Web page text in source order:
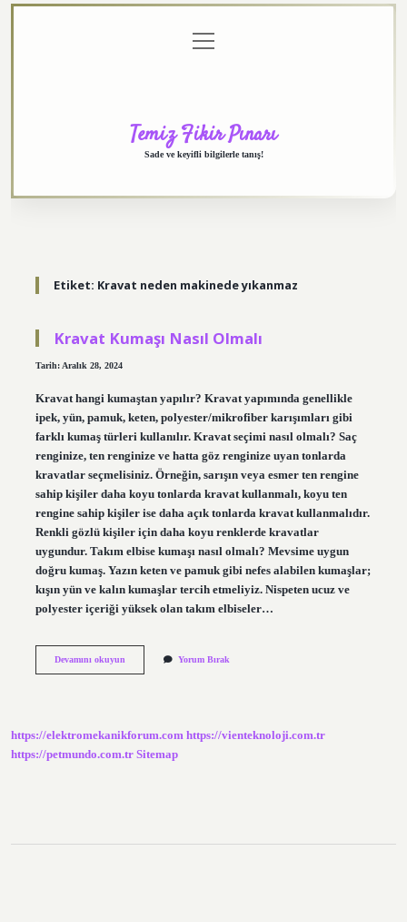
menüyü
aç
Temiz Fikir Pınarı
Sade ve keyifli bilgilerle tanış!
Etiket: Kravat neden makinede yıkanmaz
Kravat Kumaşı Nasıl Olmalı
Tarih: Aralık 28, 2024
Kravat hangi kumaştan yapılır? Kravat yapımında genellikle
ipek, yün, pamuk, keten, polyester/mikrofiber karışımları gibi
farklı kumaş türleri kullanılır. Kravat seçimi nasıl olmalı? Saç
renginize, ten renginize ve hatta göz renginize uyan tonlarda
kravatlar seçmelisiniz. Örneğin, sarışın veya esmer ten rengine
sahip kişiler daha koyu tonlarda kravat kullanmalı, koyu ten
rengine sahip kişiler ise daha açık tonlarda kravat kullanmalıdır.
Renkli gözlü kişiler için daha koyu renklerde kravatlar
uygundur. Takım elbise kumaşı nasıl olmalı? Mevsime uygun
doğru kumaş. Yazın keten ve pamuk gibi nefes alabilen kumaşlar;
kışın yün ve kalın kumaşlar tercih etmeliyiz. Nispeten ucuz ve
polyester içeriği yüksek olan takım elbiseler…
Devamını okuyunKravat
Yorum Bırak
https://elektromekanikforum.com https://vienteknoloji.com.tr
https://petmundo.com.tr Sitemap